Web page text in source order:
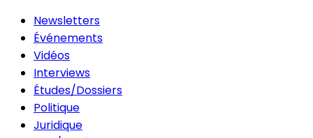
Newsletters
Événements
Vidéos
Interviews
Études/Dossiers
Politique
Juridique